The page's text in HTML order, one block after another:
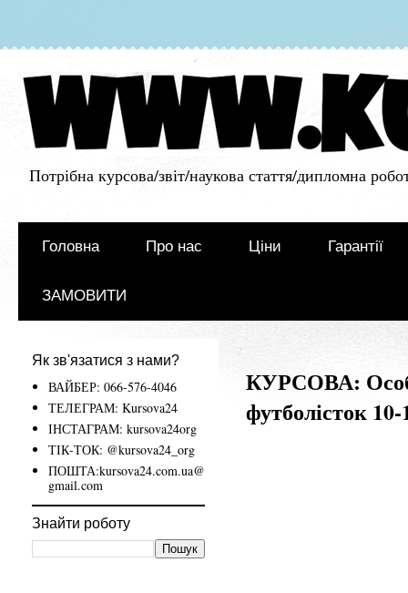
Потрібна курсова/звіт/наукова стаття/дипломна
Головна Про нас Ціни Гарантії
ЗАМОВИТИ
КУРСОВА:
футболісток
Як зв'язатися з нами?
ВАЙБЕР: 066-576-4046
ТЕЛЕГРАМ: Kursova24
ІНСТАГРАМ: kursova24org
ТІК-ТОК: @kursova24_org
ПОШТА:kursova24.com.ua@
gmail.com
Знайти роботу